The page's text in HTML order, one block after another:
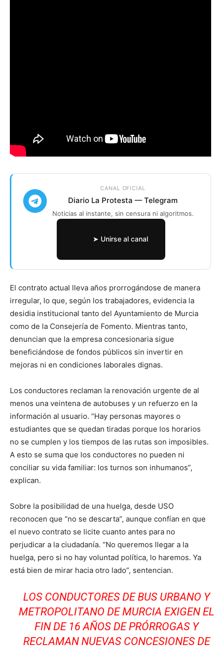
CANAL OFICIAL
Diario La Protesta — Telegram
Noticias al instante, sin censura ni algoritmos.
➤ Unirse al canal
El contrato actual lleva años prorrogándose de manera
irregular, lo que, según los trabajadores, evidencia la
desidia institucional tanto del Ayuntamiento de Murcia
como de la Consejería de Fomento. Mientras tanto,
denuncian que la empresa concesionaria sigue
beneficiándose de fondos públicos sin invertir en
mejoras ni en condiciones laborales dignas.
Los conductores reclaman la renovación urgente de al
menos una veintena de autobuses y un refuerzo en la
información al usuario. “Hay personas mayores o
estudiantes que se quedan tiradas porque los horarios
no se cumplen y los tiempos de las rutas son imposibles.
A esto se suma que los conductores no pueden ni
conciliar su vida familiar: los turnos son inhumanos”,
explican.
Sobre la posibilidad de una huelga, desde USO
reconocen que “no se descarta”, aunque confían en que
el nuevo contrato se licite cuanto antes para no
perjudicar a la ciudadanía. “No queremos llegar a la
huelga, pero si no hay voluntad política, lo haremos. Ya
está bien de mirar hacia otro lado”, sentencian.
LOS CONDUCTORES DE BUS URBANO Y
METROPOLITANO DE MURCIA EXIGEN EL
FIN DE 16 AÑOS DE PRÓRROGAS Y
RECLAMAN NUEVAS CONCESIONES DE